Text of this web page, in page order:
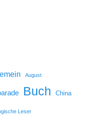
August
Buch China
Leser